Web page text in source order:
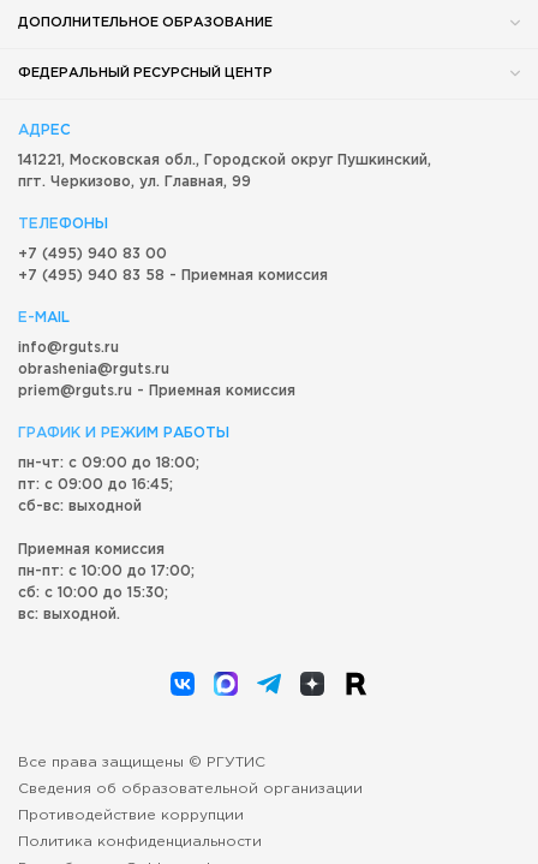
ДОПОЛНИТЕЛЬНОЕ ОБРАЗОВАНИЕ
ФЕДЕРАЛЬНЫЙ РЕСУРСНЫЙ ЦЕНТР
АДРЕС
141221, Московская обл., Городской округ Пушкинский,
пгт. Черкизово, ул. Главная, 99
ТЕЛЕФОНЫ
+7 (495) 940 83 00
+7 (495) 940 83 58 - Приемная комиссия
E-MAIL
info@rguts.ru
obrashenia@rguts.ru
priem@rguts.ru - Приемная комиссия
ГРАФИК И РЕЖИМ РАБОТЫ
пн-чт: с 09:00 до 18:00;
пт: с 09:00 до 16:45;
сб-вс: выходной
Приемная комиссия
пн-пт: с 10:00 до 17:00;
сб: с 10:00 до 15:30;
вс: выходной.
Все права защищены © РГУТИС
Сведения об образовательной организации
Противодействие коррупции
Политика конфиденциальности